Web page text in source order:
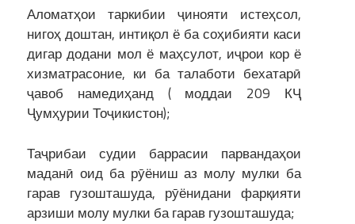
Аломатҳои таркибии ҷинояти истеҳсол,
нигоҳ доштан, интиқол ё ба соҳибияти каси
дигар додани мол ё маҳсулот, иҷрои кор ё
хизматрасоние, ки ба талаботи бехатарӣ
ҷавоб намедиҳанд ( моддаи 209 КҶ
Ҷумҳурии Тоҷикистон);
Таҷрибаи судии баррасии парвандаҳои
маданӣ оид ба рӯёниш аз молу мулки ба
гарав гузошташуда, рӯёнидани фарқияти
арзиши молу мулки ба гарав гузошташуда;